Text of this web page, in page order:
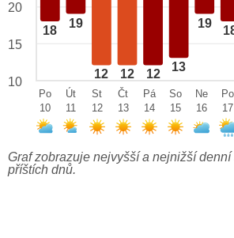
18
19
12 12 12
13
19
20
15
10
Po
10
Út
11
St
12
Čt
13
Pá
14
So
15
Ne
16
Po
17
Graf zobrazuje nejvyšší a nejnižší
příštích dnů.